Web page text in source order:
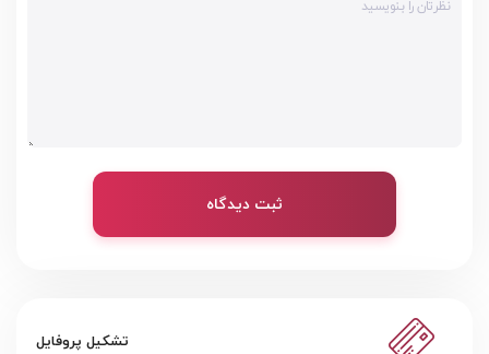
ثبت دیدگاه
تشکیل پروفایل